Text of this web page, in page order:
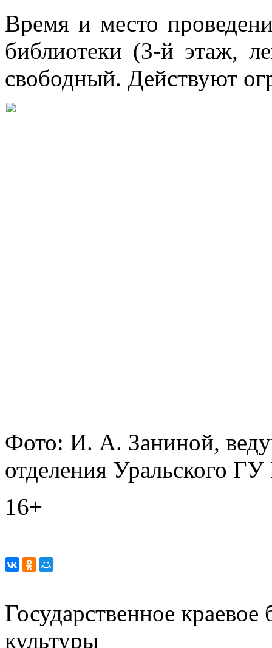
Время и место
библиотеки (3-й этаж,
свободный. Действуют
Фото: И. А. Заниной,
отделения Уральского
16+
Государственное
культуры